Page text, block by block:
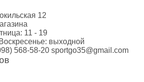
12
11 - 19
выходной
568-58-20 sportgo35@gmail.com